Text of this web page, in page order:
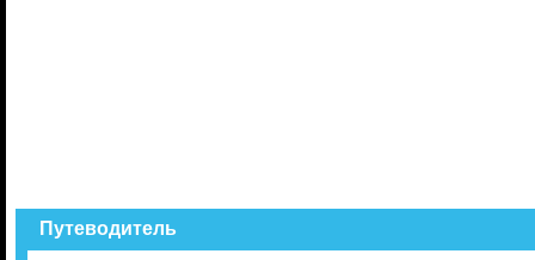
Путеводитель